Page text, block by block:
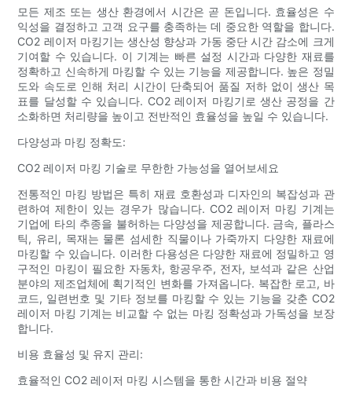
모든 제조 또는 생산 환경에서 시간은 곧 돈입니다. 효율성은 수
익성을 결정하고 고객 요구를 충족하는 데 중요한 역할을 합니다.
CO2 레이저 마킹기는 생산성 향상과 가동 중단 시간 감소에 크게
기여할 수 있습니다. 이 기계는 빠른 설정 시간과 다양한 재료를
정확하고 신속하게 마킹할 수 있는 기능을 제공합니다. 높은 정밀
도와 속도로 인해 처리 시간이 단축되어 품질 저하 없이 생산 목
표를 달성할 수 있습니다. CO2 레이저 마킹기로 생산 공정을 간
소화하면 처리량을 높이고 전반적인 효율성을 높일 수 있습니다.
다양성과 마킹 정확도:
CO2 레이저 마킹 기술로 무한한 가능성을 열어보세요
전통적인 마킹 방법은 특히 재료 호환성과 디자인의 복잡성과 관
련하여 제한이 있는 경우가 많습니다. CO2 레이저 마킹 기계는
기업에 타의 추종을 불허하는 다양성을 제공합니다. 금속, 플라스
틱, 유리, 목재는 물론 섬세한 직물이나 가죽까지 다양한 재료에
마킹할 수 있습니다. 이러한 다용성은 다양한 재료에 정밀하고 영
구적인 마킹이 필요한 자동차, 항공우주, 전자, 보석과 같은 산업
분야의 제조업체에 획기적인 변화를 가져옵니다. 복잡한 로고, 바
코드, 일련번호 및 기타 정보를 마킹할 수 있는 기능을 갖춘 CO2
레이저 마킹 기계는 비교할 수 없는 마킹 정확성과 가독성을 보장
합니다.
비용 효율성 및 유지 관리:
효율적인 CO2 레이저 마킹 시스템을 통한 시간과 비용 절약